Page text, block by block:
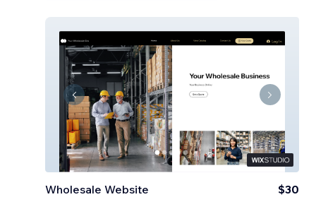
Wholesale Website $30